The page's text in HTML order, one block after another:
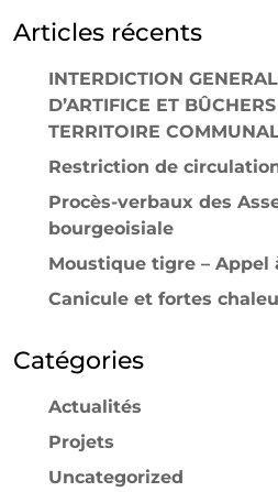
Articles récents
INTERDICTION
D’ARTIFICE ET
TERRITOIRE
Restriction de
Procès-verbaux des
bourgeoisiale
Moustique tigre – Appel
Canicule et fortes
Catégories
Actualités
Projets
Uncategorized